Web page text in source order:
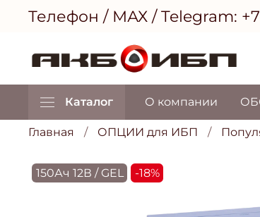
Телефон / МАХ / Telegram:
Каталог О компании
Главная ОПЦИИ для ИБП
150Ач 12В / GEL -18%